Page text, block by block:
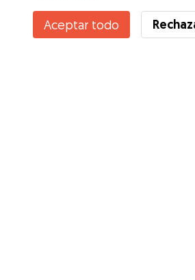
Aceptar todo